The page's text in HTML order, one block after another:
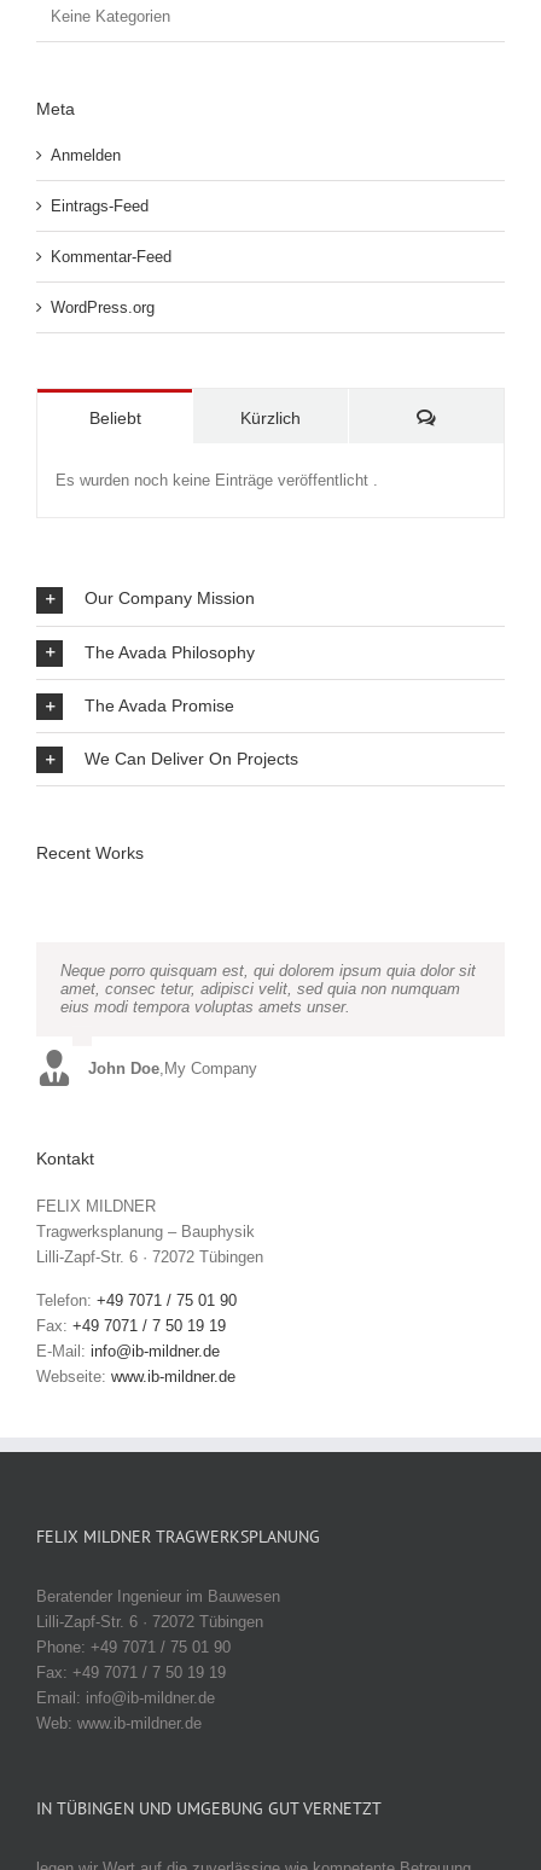
Keine Kategorien
Meta
Anmelden
Eintrags-Feed
Kommentar-Feed
WordPress.org
Beliebt Kürzlich Kommentare
Es wurden noch keine Einträge veröffentlicht .
Our Company Mission
The Avada Philosophy
The Avada Promise
We Can Deliver On Projects
Recent Works
Neque porro quisquam est, qui dolorem ipsum quia dolor sit
amet, consec tetur, adipisci velit, sed quia non numquam
eius modi tempora voluptas amets unser.
John Doe My Company
Aliquam erat volutpat. Quisque at est id ligula facilisis
laoreet eget pulvinar nibh. Suspendisse at ultrices dui.
Curabitur ac felis arcu sadips ipsums fugiats nemis.
Luke Beck ,Theme Fusion
Kontakt
FELIX MILDNER
Tragwerksplanung – Bauphysik
Lilli-Zapf-Str. 6 · 72072 Tübingen
Telefon: +49 7071 / 75 01 90
Fax: +49 7071 / 7 50 19 19
E-Mail: info@ib-mildner.de
Webseite: www.ib-mildner.de
FELIX MILDNER TRAGWERKSPLANUNG
Beratender Ingenieur im Bauwesen
Lilli-Zapf-Str. 6 · 72072 Tübingen
Phone: +49 7071 / 75 01 90
Fax: +49 7071 / 7 50 19 19
Email: info@ib-mildner.de
Web: www.ib-mildner.de
IN TÜBINGEN UND UMGEBUNG GUT VERNETZT